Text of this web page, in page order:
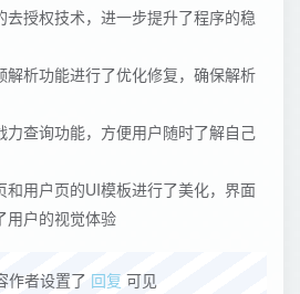
授权技术，进一步提升了程序的稳
解析功能进行了优化修复，确保解析
力查询功能，方便用户随时了解自己
和用户页的UI模板进行了美化，界面
用户的视觉体验
作者设置了 回复 可见